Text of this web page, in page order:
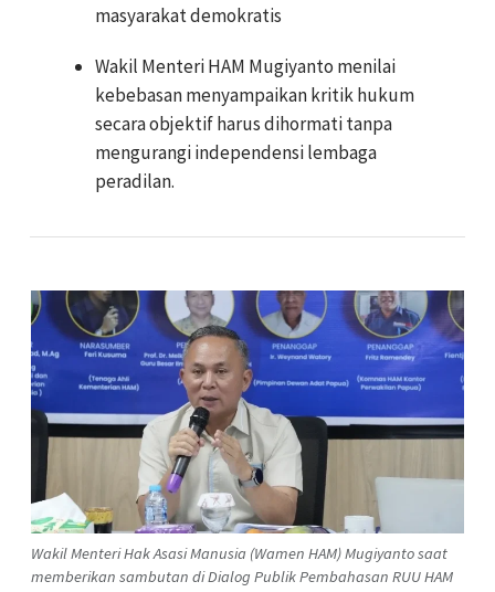
masyarakat demokratis
Wakil Menteri HAM Mugiyanto menilai
kebebasan menyampaikan kritik hukum
secara objektif harus dihormati tanpa
mengurangi independensi lembaga
peradilan.
Wakil Menteri Hak Asasi Manusia (Wamen HAM) Mugiyanto saat
memberikan sambutan di Dialog Publik Pembahasan RUU HAM